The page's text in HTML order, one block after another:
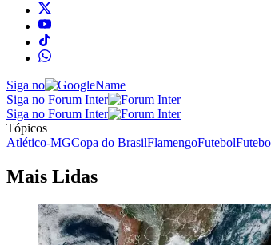
Siga no
Siga no Forum Inter
Siga no Forum Inter
Tópicos
Atlético-MGCopa do BrasilFlamengoFutebol
Mais Lidas